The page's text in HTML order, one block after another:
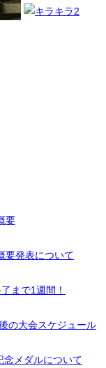
要
要発表について
まで1週間！
の大会スケジュール
念メダルについて